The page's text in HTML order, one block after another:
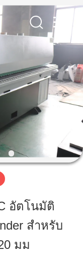
อัตโนมัติ
สําหรับ
มม